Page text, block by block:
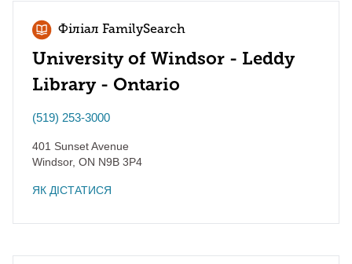
Філіал FamilySearch
University of Windsor - Leddy
Library - Ontario
(519) 253-3000
401 Sunset Avenue
Windsor, ON N9B 3P4
ЯК ДІСТАТИСЯ